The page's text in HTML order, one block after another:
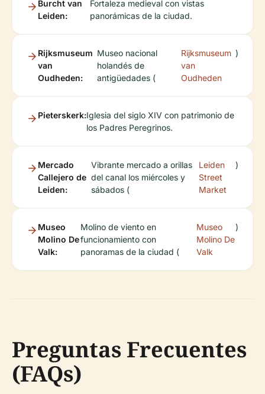
Burcht van
Leiden:
Fortaleza medieval con vistas
panorámicas de la ciudad.
Rijksmuseum
van
Oudheden:
Museo nacional
holandés de
antigüedades (
Rijksmuseum
van
Oudheden
)
Pieterskerk:Iglesia del siglo XIV con patrimonio de
los Padres Peregrinos.
Mercado
Callejero de
Leiden:
Vibrante mercado a orillas
del canal los miércoles y
sábados (
Leiden
Street
Market
)
Museo
Molino De
Valk:
Molino de viento en
funcionamiento con
panoramas de la ciudad (
Museo
Molino De
Valk
)
Preguntas Frecuentes
(FAQs)